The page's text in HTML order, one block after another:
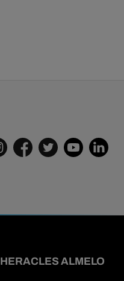
HERACLES ALMELO